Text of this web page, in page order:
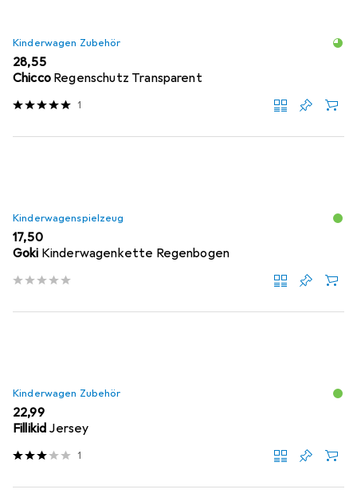
Kinderwagen Zubehör
EUR
28,55
Chicco Regenschutz Transparent
1
Kinderwagenspielzeug
EUR
17,50
Goki Kinderwagenkette Regenbogen
Kinderwagen Zubehör
EUR
22,99
Fillikid Jersey
1